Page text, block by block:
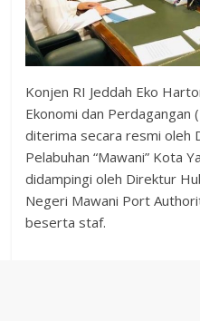
Konjen RI Jeddah Eko
Ekonomi dan Perdagangan
diterima secara resmi oleh
Pelabuhan “Mawani” Kota
didampingi oleh Direktur
Negeri Mawani Port
beserta staf.